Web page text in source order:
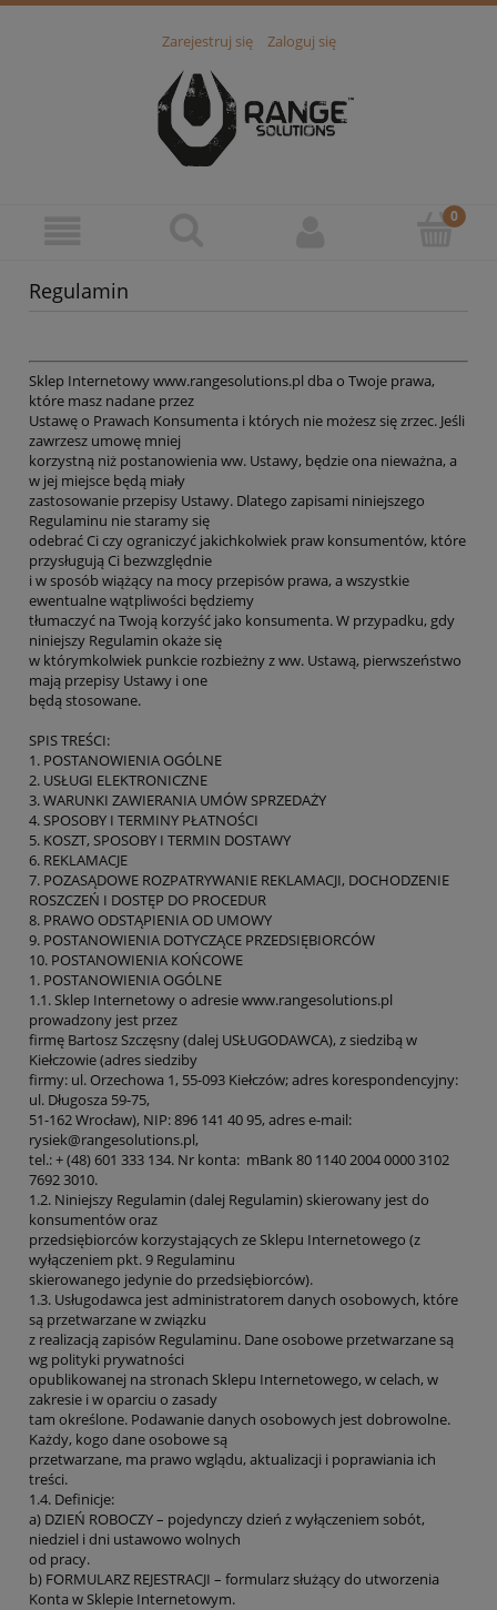
Zarejestruj się Zaloguj się
Regulamin
Sklep Internetowy www.rangesolutions.pl dba o Twoje prawa,
które masz nadane przez
Ustawę o Prawach Konsumenta i których nie możesz się zrzec. Jeśli
zawrzesz umowę mniej
korzystną niż postanowienia ww. Ustawy, będzie ona nieważna, a
w jej miejsce będą miały
zastosowanie przepisy Ustawy. Dlatego zapisami niniejszego
Regulaminu nie staramy się
odebrać Ci czy ograniczyć jakichkolwiek praw konsumentów, które
przysługują Ci bezwzględnie
i w sposób wiążący na mocy przepisów prawa, a wszystkie
ewentualne wątpliwości będziemy
tłumaczyć na Twoją korzyść jako konsumenta. W przypadku, gdy
niniejszy Regulamin okaże się
w którymkolwiek punkcie rozbieżny z ww. Ustawą, pierwszeństwo
mają przepisy Ustawy i one
będą stosowane.
SPIS TREŚCI:
1. POSTANOWIENIA OGÓLNE
2. USŁUGI ELEKTRONICZNE
3. WARUNKI ZAWIERANIA UMÓW SPRZEDAŻY
4. SPOSOBY I TERMINY PŁATNOŚCI
5. KOSZT, SPOSOBY I TERMIN DOSTAWY
6. REKLAMACJE
7. POZASĄDOWE ROZPATRYWANIE REKLAMACJI, DOCHODZENIE
ROSZCZEŃ I DOSTĘP DO PROCEDUR
8. PRAWO ODSTĄPIENIA OD UMOWY
9. POSTANOWIENIA DOTYCZĄCE PRZEDSIĘBIORCÓW
10. POSTANOWIENIA KOŃCOWE
1. POSTANOWIENIA OGÓLNE
1.1. Sklep Internetowy o adresie www.rangesolutions.pl
prowadzony jest przez
firmę Bartosz Szczęsny (dalej USŁUGODAWCA), z siedzibą w
Kiełczowie (adres siedziby
firmy: ul. Orzechowa 1, 55-093 Kiełczów; adres korespondencyjny:
ul. Długosza 59-75,
51-162 Wrocław), NIP: 896 141 40 95, adres e-mail:
rysiek@rangesolutions.pl,
tel.: + (48) 601 333 134. Nr konta: mBank 80 1140 2004 0000 3102
7692 3010.
1.2. Niniejszy Regulamin (dalej Regulamin) skierowany jest do
konsumentów oraz
przedsiębiorców korzystających ze Sklepu Internetowego (z
wyłączeniem pkt. 9 Regulaminu
skierowanego jedynie do przedsiębiorców).
1.3. Usługodawca jest administratorem danych osobowych, które
są przetwarzane w związku
z realizacją zapisów Regulaminu. Dane osobowe przetwarzane są
wg polityki prywatności
opublikowanej na stronach Sklepu Internetowego, w celach, w
zakresie i w oparciu o zasady
tam określone. Podawanie danych osobowych jest dobrowolne.
Każdy, kogo dane osobowe są
przetwarzane, ma prawo wglądu, aktualizacji i poprawiania ich
treści.
1.4. Definicje:
a) DZIEŃ ROBOCZY – pojedynczy dzień z wyłączeniem sobót,
niedziel i dni ustawowo wolnych
od pracy.
b) FORMULARZ REJESTRACJI – formularz służący do utworzenia
Konta w Sklepie Internetowym.